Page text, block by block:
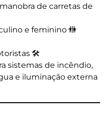
de carretas de
e feminino 🚻
🛠️
sistemas de incêndio,
e iluminação externa